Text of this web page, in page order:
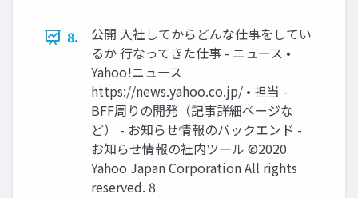
8.
公開 ⼊社してからどんな仕事をしてい
るか ⾏なってきた仕事 - ニュース •
Yahoo!ニュース
https://news.yahoo.co.jp/ • 担当 -
BFF周りの開発（記事詳細ページな
ど） - お知らせ情報のバックエンド -
お知らせ情報の社内ツール ©2020
Yahoo Japan Corporation All rights
reserved. 8